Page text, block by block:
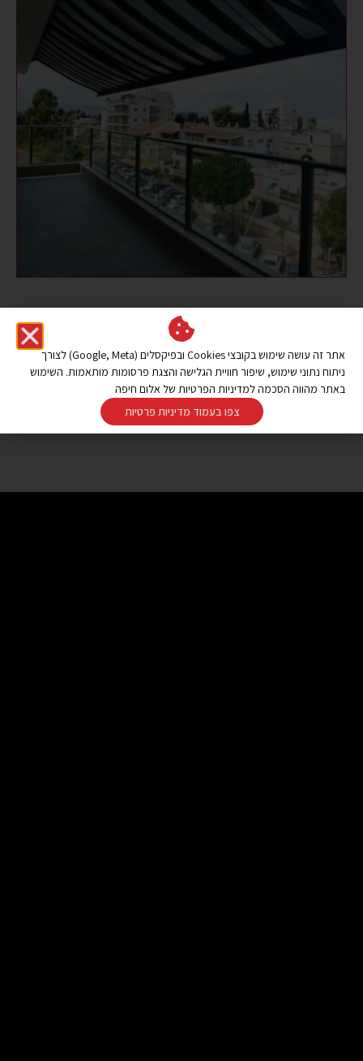
אתר זה עושה שימוש בקובצי Cookies ובפיקסלים (Google, Meta) לצורך
ניתוח נתוני שימוש, שיפור חוויית הגלישה והצגת פרסומות מותאמות. השימוש
באתר מהווה הסכמה למדיניות הפרטיות של אלום חיפה
צפו בעמוד מדיניות פרטיות